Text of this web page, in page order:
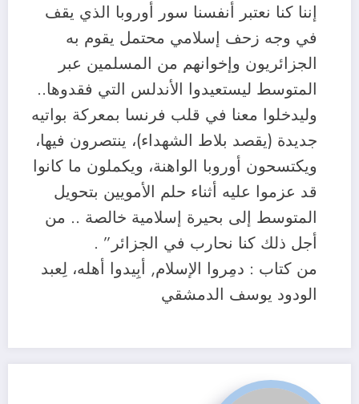
إننا كنا نعتبر أنفسنا سور أوروبا الذي يقف
في وجه زحف إسلامي محتمل يقوم به
الجزائريون وإخوانهم من المسلمين عبر
المتوسط ليستعيدوا الأندلس التي فقدوها..
وليدخلوا معنا في قلب فرنسا بمعركة بواتيه
جديدة (يقصد بلاط الشهداء)، ينتصرون فيها،
ويكتسحون أوروبا الواهنة، ويكملون ما كانوا
قد عزموا عليه أثناء حلم الأمويين بتحويل
المتوسط إلى بحيرة إسلامية خالصة .. من
أجل ذلك كنا نحارب في الجزائر” .
من كتاب : دمِروا الإسلام, أبِيدوا أهله، لِعبد
الودود يوسف الدمشقي